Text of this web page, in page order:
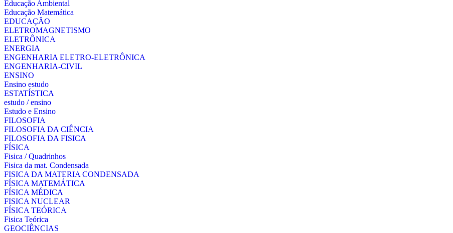
Educação Ambiental
Educação Matemática
EDUCAÇÃO
ELETROMAGNETISMO
ELETRÔNICA
ENERGIA
ENGENHARIA ELETRO-ELETRÔNICA
ENGENHARIA-CIVIL
ENSINO
Ensino estudo
ESTATÍSTICA
estudo / ensino
Estudo e Ensino
FILOSOFIA
FILOSOFIA DA CIÊNCIA
FILOSOFIA DA FISICA
FÍSICA
Fisica / Quadrinhos
Fisica da mat. Condensada
FISICA DA MATERIA CONDENSADA
FÍSICA MATEMÁTICA
FÍSICA MÉDICA
FISICA NUCLEAR
FÍSICA TEÓRICA
Fisica Teórica
GEOCIÊNCIAS